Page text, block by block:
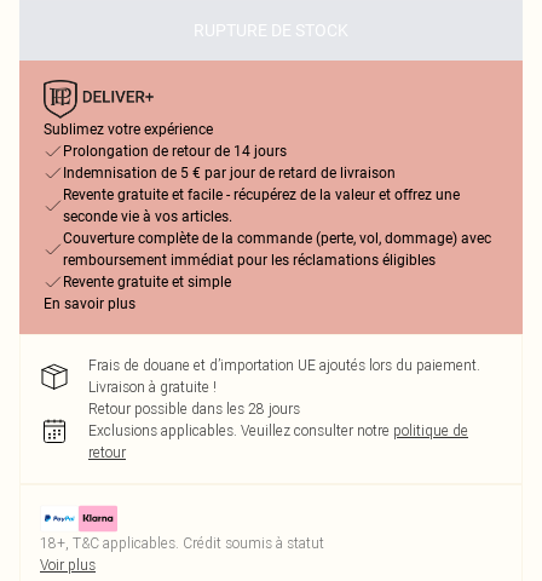
RUPTURE DE STOCK
Sublimez votre expérience
Prolongation de retour de 14 jours
Indemnisation de 5 € par jour de retard de livraison
Revente gratuite et facile - récupérez de la valeur et offrez une
seconde vie à vos articles.
Couverture complète de la commande (perte, vol, dommage) avec
remboursement immédiat pour les réclamations éligibles
Revente gratuite et simple
En savoir plus
Frais de douane et d’importation UE ajoutés lors du paiement.
Livraison à gratuite !
Retour possible dans les 28 jours
Exclusions applicables. Veuillez consulter notre politique de
retour
18+, T&C applicables. Crédit soumis à statut
Voir plus